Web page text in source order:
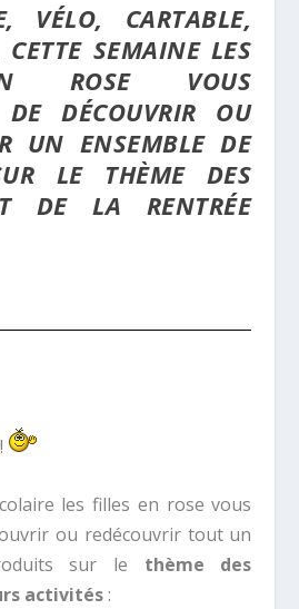
VÉLO, CARTABLE,
SEMAINE LES
ROSE VOUS
DE DÉCOUVRIR OU
UN ENSEMBLE DE
LE THÈME DES
DE LA RENTRÉE
les filles en rose vous
ou redécouvrir tout un
sur le thème des
activités: